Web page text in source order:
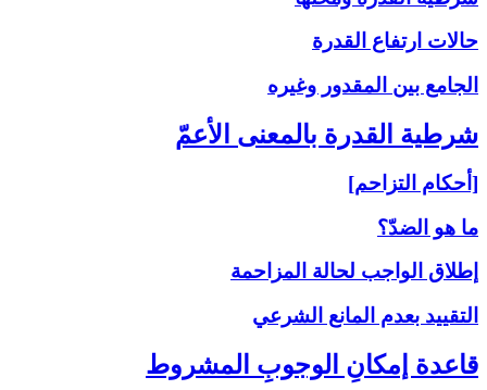
حالات ارتفاع القدرة
الجامع بين المقدور وغيره
شرطية القدرة بالمعنى‏ الأعمّ‏
[أحكام التزاحم]
ما هو الضدّ؟
إطلاق الواجب لحالة المزاحمة
التقييد بعدم المانع الشرعي
قاعدة إمكانِ الوجوبِ المشروط